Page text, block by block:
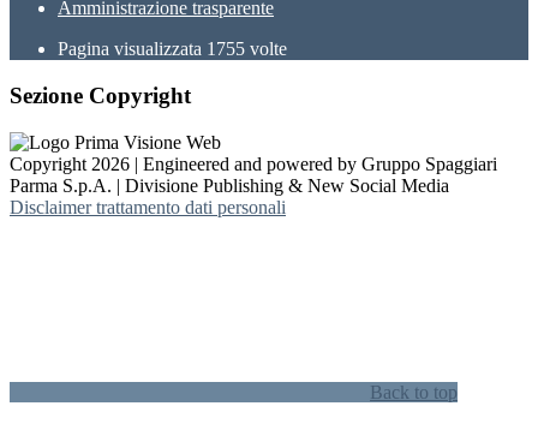
Amministrazione trasparente
Pagina visualizzata 1755 volte
Sezione Copyright
Copyright 2026 | Engineered and powered by Gruppo Spaggiari
Parma S.p.A. | Divisione Publishing & New Social Media
Disclaimer trattamento dati personali
Back to top